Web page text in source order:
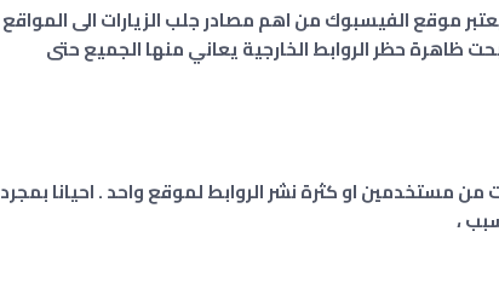
موقع الفيسبوك من اهم مصادر جلب الزيارات الى المواقع
ظاهرة حظر الروابط الخارجية يعاني منها الجميع حتى
مستخدمين او كثرة نشر الروابط لموقع واحد . احيانا بمجرد
،